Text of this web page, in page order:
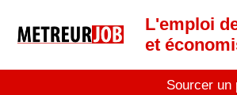
L'emploi
et
Sourcer un